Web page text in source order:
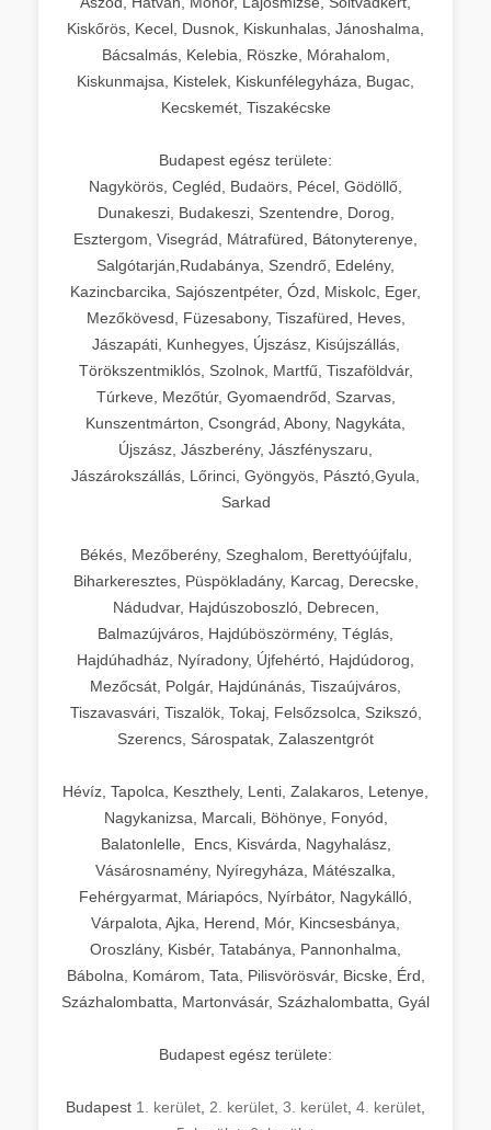
Kiskőrös, Kecel, Dusnok, Kiskunhalas, Jánoshalma,
Bácsalmás, Kelebia, Röszke, Mórahalom,
Kiskunmajsa, Kistelek, Kiskunfélegyháza, Bugac,
Kecskemét, Tiszakécske
Budapest egész területe:
Nagykörös, Cegléd, Budaörs, Pécel, Gödöllő,
Dunakeszi, Budakeszi, Szentendre, Dorog,
Esztergom, Visegrád, Mátrafüred, Bátonyterenye,
Salgótarján,Rudabánya, Szendrő, Edelény,
Kazincbarcika, Sajószentpéter, Ózd, Miskolc, Eger,
Mezőkövesd, Füzesabony, Tiszafüred, Heves,
Jászapáti, Kunhegyes, Újszász, Kisújszállás,
Törökszentmiklós, Szolnok, Martfű, Tiszaföldvár,
Túrkeve, Mezőtúr, Gyomaendrőd, Szarvas,
Kunszentmárton, Csongrád, Abony, Nagykáta,
Újszász, Jászberény, Jászfényszaru,
Jászárokszállás, Lőrinci, Gyöngyös, Pásztó,Gyula,
Sarkad
Békés, Mezőberény, Szeghalom, Berettyóújfalu,
Biharkeresztes, Püspökladány, Karcag, Derecske,
Nádudvar, Hajdúszoboszló, Debrecen,
Balmazújváros, Hajdúböszörmény, Téglás,
Hajdúhadház, Nyíradony, Újfehértó, Hajdúdorog,
Mezőcsát, Polgár, Hajdúnánás, Tiszaújváros,
Tiszavasvári, Tiszalök, Tokaj, Felsőzsolca, Szikszó,
Szerencs, Sárospatak, Zalaszentgrót
Hévíz, Tapolca, Keszthely, Lenti, Zalakaros, Letenye,
Nagykanizsa, Marcali, Böhönye, Fonyód,
Balatonlelle, Encs, Kisvárda, Nagyhalász,
Vásárosnamény, Nyíregyháza, Mátészalka,
Fehérgyarmat, Máriapócs, Nyírbátor, Nagykálló,
Várpalota, Ajka, Herend, Mór, Kincsesbánya,
Oroszlány, Kisbér, Tatabánya, Pannonhalma,
Bábolna, Komárom, Tata, Pilisvörösvár, Bicske, Érd,
Százhalombatta, Martonvásár, Százhalombatta, Gyál
Budapest egész területe:
Budapest 1. kerület 2. kerület 3. kerület 4. kerület